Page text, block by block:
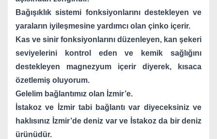
Bağışıklık sistemi fonksiyonlarını destekleyen ve
yaraların iyileşmesine yardımcı olan çinko içerir.
Kas ve sinir fonksiyonlarını düzenleyen, kan şekeri
seviyelerini kontrol eden ve kemik sağlığını
destekleyen magnezyum içerir diyerek, kısaca
özetlemiş oluyorum.
Gelelim bağlantımız olan İzmir’e.
İstakoz ve İzmir tabi bağlantı var diyeceksiniz ve
haklısınız İzmir’de deniz var ve İstakoz da bir deniz
ürünüdür.